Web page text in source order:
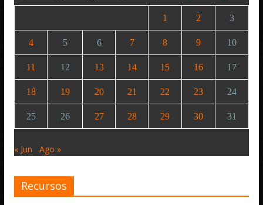
1 2 3
4 5 6 7 8 9 10
11 12 13 14 15 16 17
18 19 20 21 22 23 24
25 26 27 28 29 30 31
« Jun Ago »
Recursos